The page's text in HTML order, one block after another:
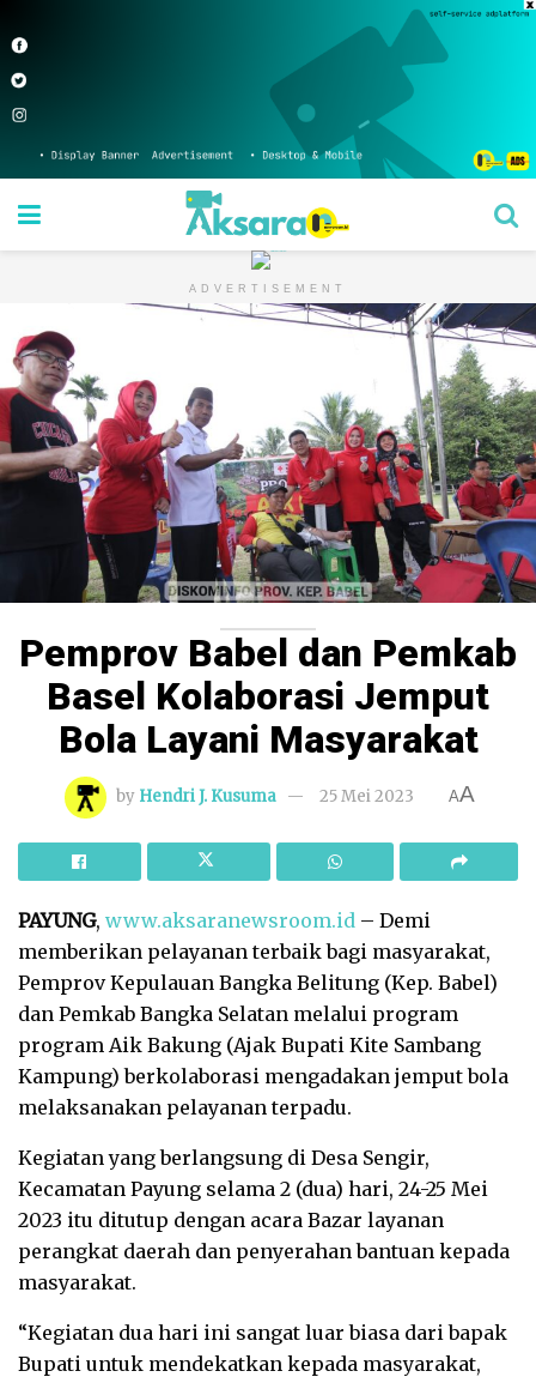
ADVERTISEMENT
Pemprov Babel dan Pemkab
Basel Kolaborasi Jemput
Bola Layani Masyarakat
by Hendri J. Kusuma 25 Mei 2023 AA
PAYUNG, www.aksaranewsroom.id – Demi
memberikan pelayanan terbaik bagi masyarakat,
Pemprov Kepulauan Bangka Belitung (Kep. Babel)
dan Pemkab Bangka Selatan melalui program
program Aik Bakung (Ajak Bupati Kite Sambang
Kampung) berkolaborasi mengadakan jemput bola
melaksanakan pelayanan terpadu.
Kegiatan yang berlangsung di Desa Sengir,
Kecamatan Payung selama 2 (dua) hari, 24-25 Mei
2023 itu ditutup dengan acara Bazar layanan
perangkat daerah dan penyerahan bantuan kepada
masyarakat.
“Kegiatan dua hari ini sangat luar biasa dari bapak
Bupati untuk mendekatkan kepada masyarakat,